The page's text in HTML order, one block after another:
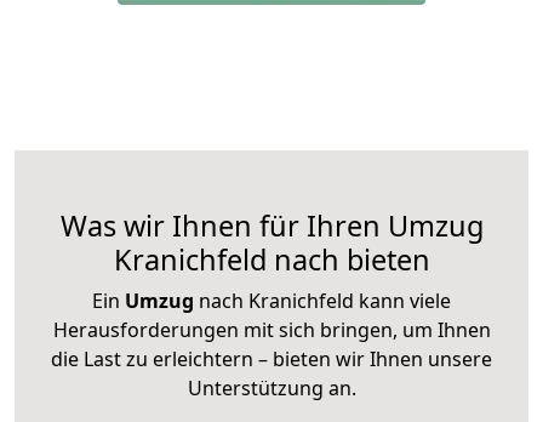
Was wir Ihnen für Ihren Umzug
Kranichfeld nach bieten
Ein Umzug nach Kranichfeld kann viele
Herausforderungen mit sich bringen, um Ihnen
die Last zu erleichtern – bieten wir Ihnen unsere
Unterstützung an.